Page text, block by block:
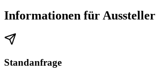
Informationen für Aussteller
Standanfrage